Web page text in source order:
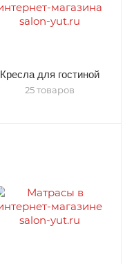
Кресла для гостиной
25 товаров